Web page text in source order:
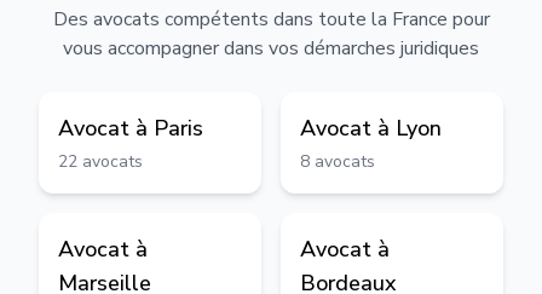
Des avocats compétents dans toute la France pour
vous accompagner dans vos démarches juridiques
Avocat à Paris
22 avocats
Avocat à Lyon
8 avocats
Avocat à
Marseille
Avocat à
Bordeaux